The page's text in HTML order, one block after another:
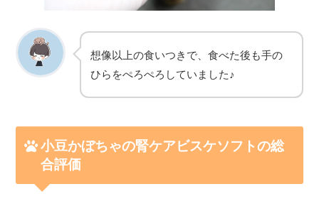
想像以上の食いつきで、食べた後も手の
ひらをぺろぺろしていました♪
小豆かぼちゃの腎ケアビスケソフトの総
合評価